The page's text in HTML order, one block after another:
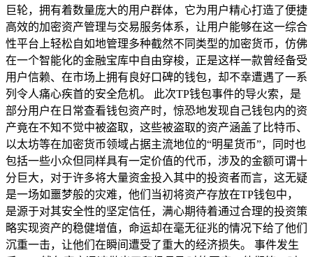
巨轮，拥有着数量庞大的用户群体，它为用户精心打造了便捷
高效的加密资产管理与交易服务体系，让用户能够在这一综合
性平台上轻松自如地管理多种截然不同类型的加密货币，仿佛
在一个智能化的金融宝库中自由穿梭，正是这样一款曾经备受
用户信赖、在市场上拥有良好口碑的钱包，却不幸遭遇了一系
列令人痛心疾首的安全危机。 此次TP钱包事件的导火索，是
部分用户在日常查看钱包资产时，惊恐地发现自己钱包内的资
产竟在不知不觉中被盗取，这些被盗取的资产涵盖了比特币、
以太坊等在加密货币领域占据主流地位的“明星货币”，同时也
包括一些小众但同样具有一定价值的代币，涉及的金额可谓十
分巨大，对于许多将大量资金投入其中的投资者而言，这无疑
是一场如噩梦般的灾难，他们当初将资产存放在TP钱包中，
是源于对其安全性的坚定信任，满心期待着通过合理的投资策
略实现资产的稳健增值，命运却在毫无征兆的情况下给了他们
沉重一击，让他们在瞬间遭受了重大的经济损失。 事件发生